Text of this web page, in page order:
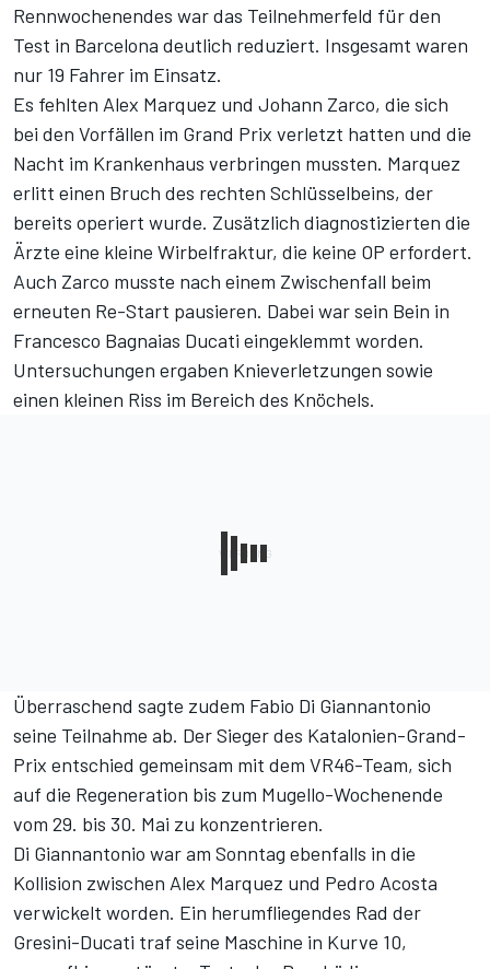
Rennwochenendes war das Teilnehmerfeld für den
Test in Barcelona deutlich reduziert. Insgesamt waren
nur 19 Fahrer im Einsatz.
Es fehlten Alex Marquez und Johann Zarco, die sich
bei den Vorfällen im Grand Prix verletzt hatten und die
Nacht im Krankenhaus verbringen mussten. Marquez
erlitt einen Bruch des rechten Schlüsselbeins, der
bereits operiert wurde. Zusätzlich diagnostizierten die
Ärzte eine kleine Wirbelfraktur, die keine OP erfordert.
Auch Zarco musste nach einem Zwischenfall beim
erneuten Re-Start pausieren. Dabei war sein Bein in
Francesco Bagnaias Ducati eingeklemmt worden.
Untersuchungen ergaben Knieverletzungen sowie
einen kleinen Riss im Bereich des Knöchels.
Überraschend sagte zudem Fabio Di Giannantonio
seine Teilnahme ab. Der Sieger des Katalonien-Grand-
Prix entschied gemeinsam mit dem VR46-Team, sich
auf die Regeneration bis zum Mugello-Wochenende
vom 29. bis 30. Mai zu konzentrieren.
Di Giannantonio war am Sonntag ebenfalls in die
Kollision zwischen Alex Marquez und Pedro Acosta
verwickelt worden. Ein herumfliegendes Rad der
Gresini-Ducati traf seine Maschine in Kurve 10,